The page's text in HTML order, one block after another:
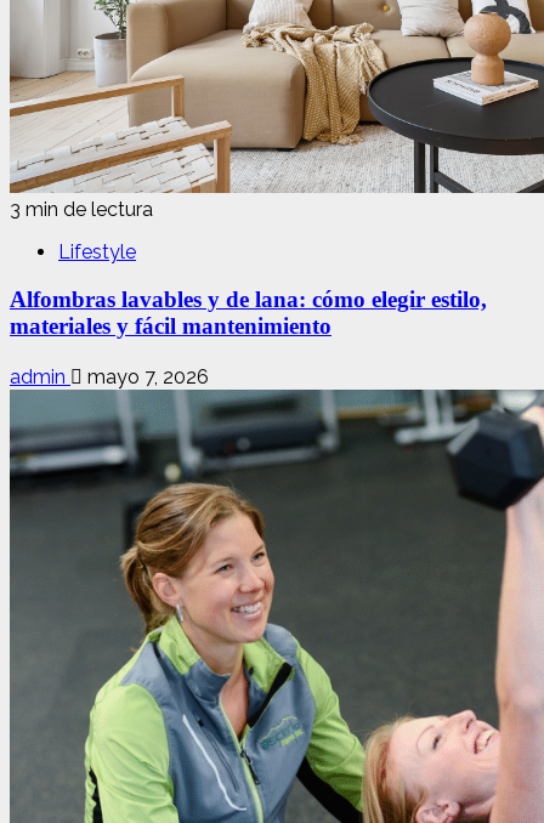
3 min de lectura
Lifestyle
Alfombras lavables y de lana: cómo elegir estilo,
materiales y fácil mantenimiento
admin mayo 7, 2026